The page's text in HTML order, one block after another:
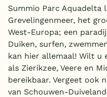
Summio Parc Aquadelta
Grevelingenmeer, het
West-Europa; een
Duiken, surfen,
kan hier allemaal! Wilt u
als Zierikzee, Veere en
bereikbaar. Vergeet ook
van Schouwen-